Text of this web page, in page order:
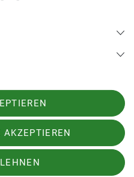
Datenschutz-Einstellungen
AKZEPTIEREN